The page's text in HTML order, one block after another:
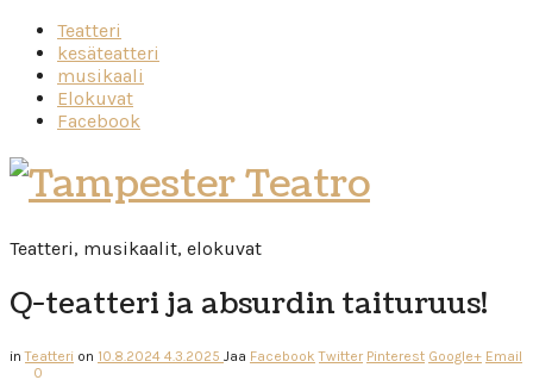
Teatteri
kesäteatteri
musikaali
Elokuvat
Facebook
Tampester
Teatro
Teatteri, musikaalit, elokuvat
Q-teatteri ja absurdin taituruus!
inTeatteri on 10.8.2024 4.3.2025 Jaa Facebook Twitter Pinterest Google+ Email
0